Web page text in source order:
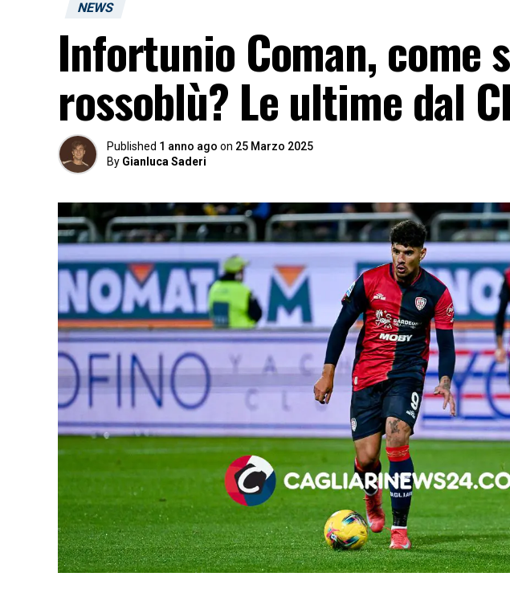
NEWS
Infortunio Coman, come
rossoblù? Le ultime dal
Published 1 anno ago on 25 Marzo 2025
By Gianluca Saderi